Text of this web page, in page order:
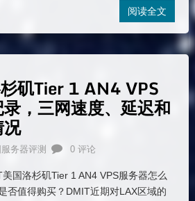
阅读全文
矶Tier 1 AN4 VPS
，三网速度、延迟和
务器评测 0 评论
美国洛杉矶Tier 1 AN4 VPS服务器怎么
否值得购买？DMIT近期对LAX区域的